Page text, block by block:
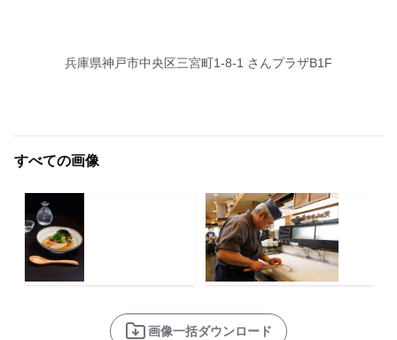
兵庫県神戸市中央区三宮町1-8-1 さんプラザB1F
すべての画像
画像一括ダウンロード